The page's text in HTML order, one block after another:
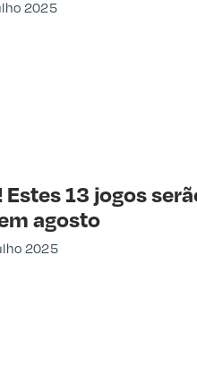
2025
13 jogos
agosto
2025